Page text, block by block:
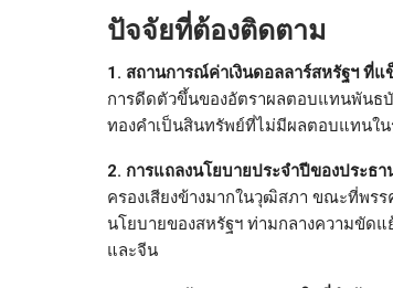
ปัจจัยที่ต้องติดตาม
1. สถานการณ์ค่าเงินดอลลาร์สหรัฐฯ ที่แ
การดีดตัวขึ้นของอัตราผลตอบแทนพันธบั
ทองคำเป็นสินทรัพย์ที่ไม่มีผลตอบแทนใน
2. การแถลงนโยบายประจำปีของประธ
ครองเสียงข้างมากในวุฒิสภา ขณะที่พร
นโยบายของสหรัฐฯ ท่ามกลางความขัดแ
และจีน